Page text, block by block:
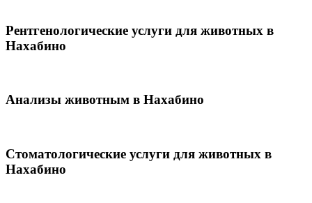
Рентгенологические услуги для животных в
Нахабино
Анализы животным в Нахабино
Стоматологические услуги для животных в
Нахабино